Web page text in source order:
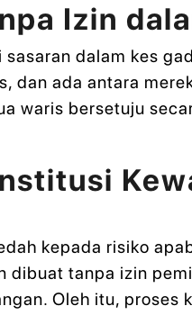
Izin
sasaran dalam kes
dan ada antara
waris bersetuju
kepada risiko
dibuat tanpa izin
Oleh itu,